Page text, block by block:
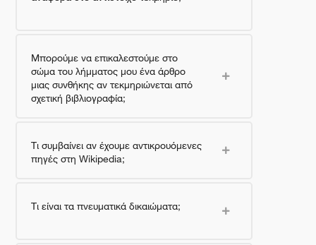
Μπορούμε να επικαλεστούμε στο
σώμα του λήμματος μου ένα άρθρο
μιας συνθήκης αν τεκμηριώνεται από
σχετική βιβλιογραφία;
Τι συμβαίνει αν έχουμε αντικρουόμενες
πηγές στη Wikipedia;
Τι είναι τα πνευματικά δικαιώματα;